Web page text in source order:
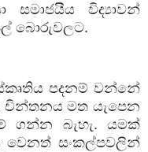
සමාජයීය විද්‍යාවන්
බොරුවලට.
පදනම් වන්නේ
චින්තනය මත යැපෙන
ගන්න බැහැ. යමක්
සංකල්පවලින්